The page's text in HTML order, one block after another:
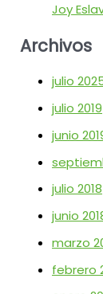
Joy
Archivos
julio
julio 2019
junio
julio 2018
junio
marzo
febrero